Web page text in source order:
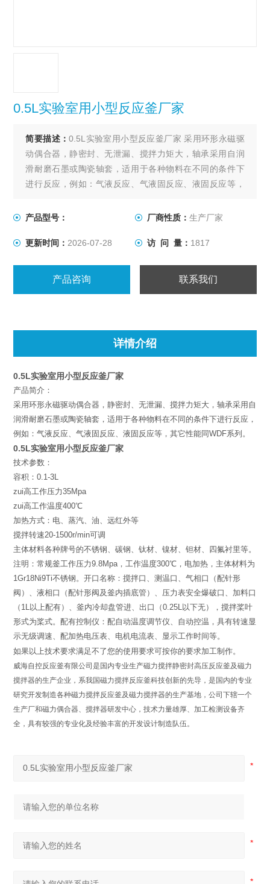
0.5L实验室用小型反应釜厂家
简要描述：0.5L实验室用小型反应釜厂家 采用环形永磁驱
动偶合器，静密封、无泄漏、搅拌力矩大，轴承采用自润
滑耐磨石墨或陶瓷轴套，适用于各种物料在不同的条件下
进行反应，例如：气液反应、气液固反应、液固反应等，
产品型号：
厂商性质： 生产厂家
更新时间： 2026-07-28 访 问 量： 1817
产品咨询 联系我们
详情介绍
0.5L实验室用小型反应釜厂家
产品简介：
采用环形永磁驱动偶合器，静密封、无泄漏、搅拌力矩大，轴承采用自
润滑耐磨石墨或陶瓷轴套，适用于各种物料在不同的条件下进行反应，
例如：气液反应、气液固反应、液固反应等，其它性能同WDF系列。
0.5L实验室用小型反应釜厂家
技术参数：
容积：0.1-3L
zui高工作压力35Mpa
zui高工作温度400℃
加热方式：电、蒸汽、油、远红外等
搅拌转速20-1500r/min可调
主体材料各种牌号的不锈钢、碳钢、钛材、镍材、钽材、四氟衬里等。
注明：常规釜工作压力9.8Mpa，工作温度300℃，电加热，主体材料为
1Gr18Ni9Ti不锈钢。开口名称：搅拌口、测温口、气相口（配针形
阀）、液相口（配针形阀及釜内插底管）、压力表安全爆破口、加料口
（1L以上配有）、釜内冷却盘管进、出口（0.25L以下无），搅拌桨叶
形式为桨式。配有控制仪：配自动温度调节仪、自动控温，具有转速显
示无级调速、配加热电压表、电机电流表、显示工作时间等。
如果以上技术要求满足不了您的使用要求可按你的要求加工制作。
威海自控反应釜有限公司是国内专业生产磁力搅拌静密封高压反应釜及磁力
搅拌器的生产企业，系我国磁力搅拌反应釜科技创新的先导，是国内的专业
研究开发制造各种磁力搅拌反应釜及磁力搅拌器的生产基地，公司下辖一个
生产厂和磁力偶合器、搅拌器研发中心，技术力量雄厚、加工检测设备齐
全，具有较强的专业化及经验丰富的开发设计制造队伍。